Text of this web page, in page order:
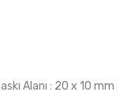
Alanı : 20 x 10 mm